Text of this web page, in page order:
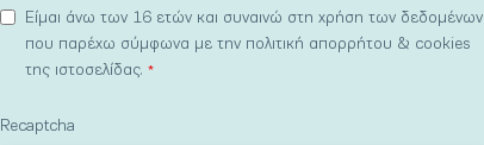
Είμαι άνω των 16 ετών και συναινώ στη χρήση των δεδομένων
που παρέχω σύμφωνα με την πολιτική απορρήτου & cookies
της ιστοσελίδας.*
Recaptcha